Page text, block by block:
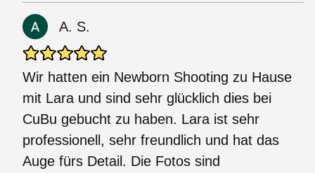
A. S.
Wir hatten ein Newborn Shooting zu Hause
mit Lara und sind sehr glücklich dies bei
CuBu gebucht zu haben. Lara ist sehr
professionell, sehr freundlich und hat das
Auge fürs Detail. Die Fotos sind